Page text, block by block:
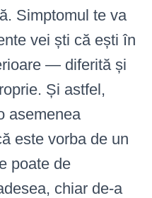
Simptomul te va
vei ști că ești în
— diferită și
Și astfel,
asemenea
este vorba de un
poate de
chiar de-a